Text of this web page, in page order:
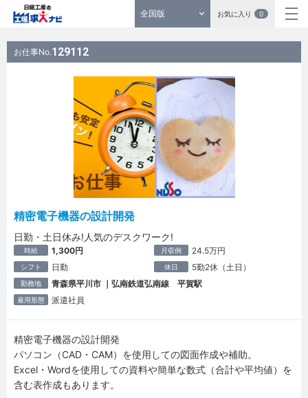
全国版 お気に入り 0
お仕事No.129112
精密電子機器の設計開発
日勤・土日休み!人気のデスクワーク!
時給 1,300円 月収例 24.5万円
シフト 日勤 休日 5勤2休（土日）
勤務地 青森県平川市 ｜弘南鉄道弘南線 平賀駅
雇用形態 派遣社員
精密電子機器の設計開発
パソコン（CAD・CAM）を使用しての図面作成や補助。
Excel・Wordを使用しての資料や簡単な数式（合計や平均値）を
含む表作成もあります。